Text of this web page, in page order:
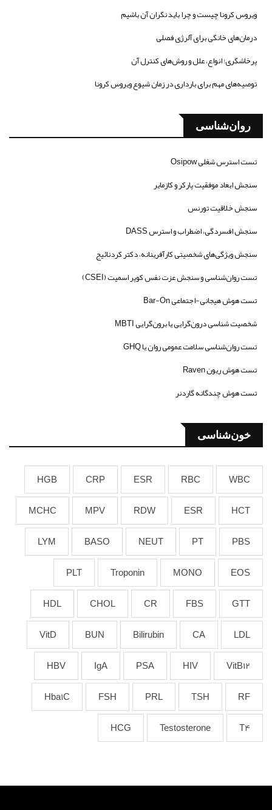
ویروس کرونا چیست و چرا باید نگران آن باشیم
درمان‌های خانگی برای آلرژی فصلی
پرخاشگری؛ انواع، علل و روش‌های کنترل آن
توصیه‌های مهم برای بارداری در زمان شیوع ویروس کرونا
روان‌شناسی
تست استرس شغلی Osipow
سنجش ابعاد موفقیت پارکر و کازمایر
سنجش خلاقیت تورنس
سنجش افسردگی، اضطراب و استرس DASS
سنجش ویژگی‌های شخصیتی کارآفرینانه، دکتر کردنائیج
تست روان‌شناسی و سنجش عزت نفس کوپر اسمیت (CSEI)
تست هوش هیجانی-اجتماعی Bar-On
شخصیت شناسی درون‌گرایی یا برون‌گرایی MBTI
تست روان‌شناسی سلامت عمومی روان یا GHQ
تست هوش ریون Raven
تست هوش چندگانه گاردنر
خون‌شناسی
WBC
RBC
ESR
CRP
HGB
HCT
ESR
RDW
MPV
MCHC
PBS
PT
NEUT
BASO
LYM
EOS
MONO
Troponin
PLT
GTT
FBS
CR
CHOL
HDL
LDL
CA
Bilirubin
BUN
VitD
VitB12
HIV
PSA
IgA
HBV
RF
TSH
PRL
FSH
Hba1C
T4
Testosterone
HCG